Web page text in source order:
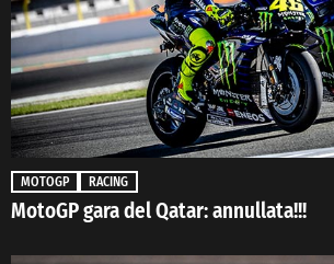
MOTOGP RACING
MotoGP gara del Qatar: annullata!!!